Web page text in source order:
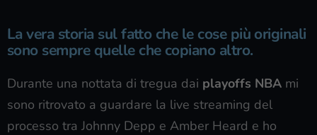
La vera storia sul fatto che le cose più originali
sono sempre quelle che copiano altro.
Durante una nottata di tregua dai playoffs NBA mi
sono ritrovato a guardare la live streaming del
processo tra Johnny Depp e Amber Heard e ho